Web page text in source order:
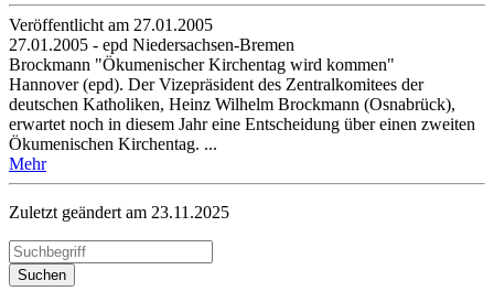
Veröffentlicht am 27­.01.2005
27.01.2005 - epd Niedersachsen-Bremen
Brockmann "Ökumenischer Kirchentag wird kommen"
Hannover (epd). Der Vizepräsident des Zentralkomitees der
deutschen Katholiken, Heinz Wilhelm Brockmann (Osnabrück),
erwartet noch in diesem Jahr eine Entscheidung über einen zweiten
Ökumenischen Kirchentag. ...
Mehr
Zuletzt geändert am 23­.11.2025
Suchen